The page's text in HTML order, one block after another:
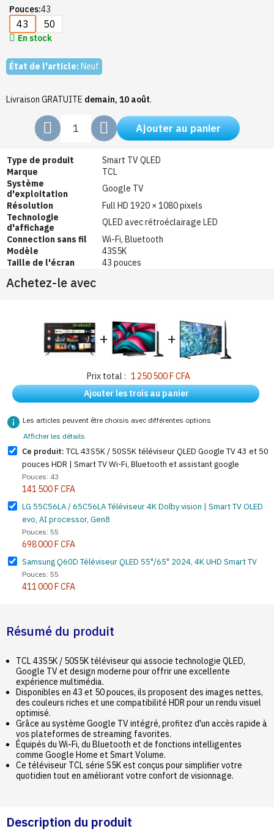
Pouces 43
43 50
En stock
État de l'article: Neuf
Livraison GRATUITE demain, 10 août.
Ajouter au panier
Type de produit
Smart TV QLED
Marque
TCL
Système
d'exploitation
Google TV
Résolution
Full HD 1920 × 1080 pixels
Technologie
d'affichage
QLED avec rétroéclairage LED
Connection sans fil
Wi-Fi, Bluetooth
Modèle
43S5K
Taille de l'écran
43 pouces
Achetez-le avec
+ +
Prix total : 1 250 500 F CFA
Ajouter les trois au panier
info Les articles peuvent être choisis avec différentes options
Afficher les détails
Ce produit: TCL 43S5K / 50S5K téléviseur QLED Google TV 43 et 50
pouces HDR | Smart TV Wi-Fi, Bluetooth et assistant google
Pouces: 43
141 500 F CFA
LG 55C56LA / 65C56LA Téléviseur 4K Dolby vision | Smart TV OLED
evo, AI processor, Gen8
Pouces: 55
698 000 F CFA
Samsung Q60D Téléviseur QLED 55"/65" 2024, 4K UHD Smart TV
Pouces: 55
411 000 F CFA
Résumé du produit
TCL 43S5K / 50S5K téléviseur qui associe technologie QLED,
Google TV et design moderne pour offrir une excellente
expérience multimédia.
Disponibles en 43 et 50 pouces, ils proposent des images nettes,
des couleurs riches et une compatibilité HDR pour un rendu visuel
optimisé.
Grâce au système Google TV intégré, profitez d'un accès rapide à
vos plateformes de streaming favorites.
Équipés du Wi-Fi, du Bluetooth et de fonctions intelligentes
comme Google Home et Smart Volume.
Ce téléviseur TCL série S5K est conçus pour simplifier votre
quotidien tout en améliorant votre confort de visionnage.
Description du produit